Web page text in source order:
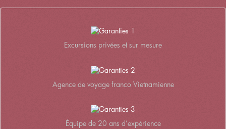
Excursions privées et sur mesure
Agence de voyage franco Vietnamienne
Équipe de 20 ans d’expérience